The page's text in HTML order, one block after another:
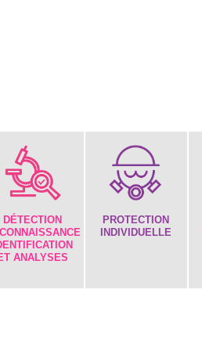
DÉTECTION
ANALYSES
PROTECTION
INDIVIDUELLE